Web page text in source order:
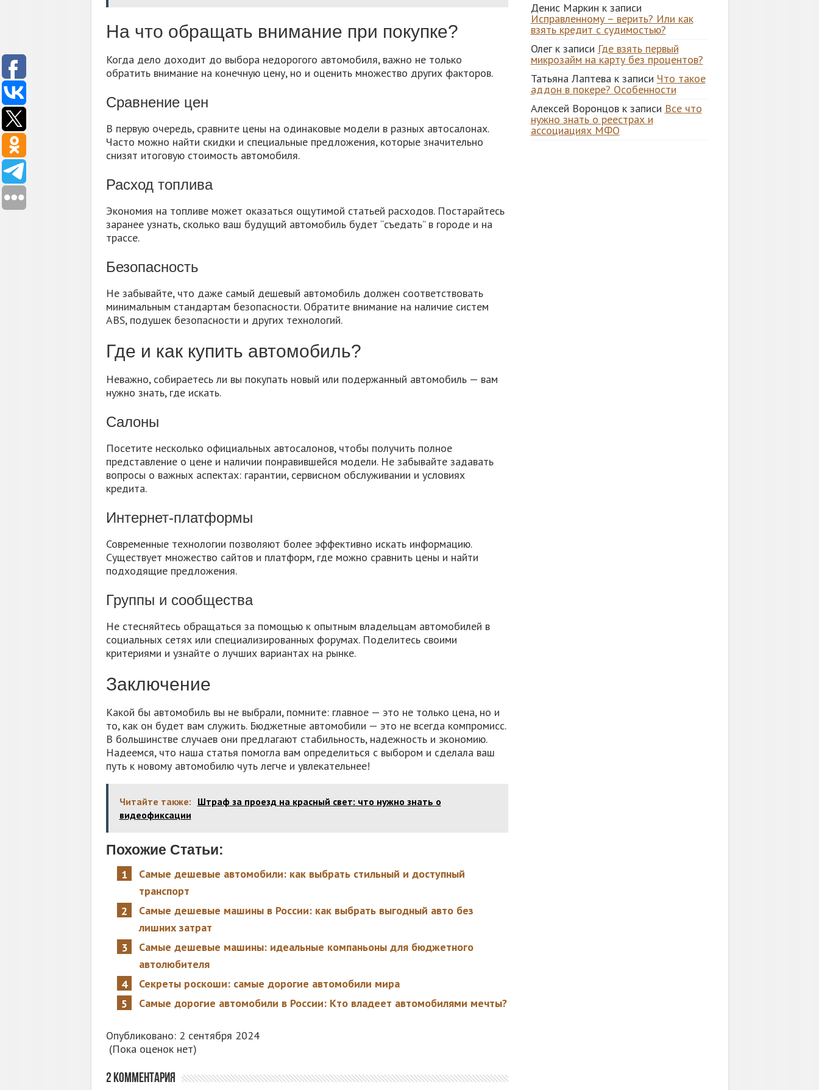
На что обращать внимание при покупке?
Когда дело доходит до выбора недорогого автомобиля, важно не только
обратить внимание на конечную цену, но и оценить множество других факторов.
Сравнение цен
В первую очередь, сравните цены на одинаковые модели в разных автосалонах.
Часто можно найти скидки и специальные предложения, которые значительно
снизят итоговую стоимость автомобиля.
Расход топлива
Экономия на топливе может оказаться ощутимой статьей расходов. Постарайтесь
заранее узнать, сколько ваш будущий автомобиль будет “съедать” в городе и на
трассе.
Безопасность
Не забывайте, что даже самый дешевый автомобиль должен соответствовать
минимальным стандартам безопасности. Обратите внимание на наличие систем
ABS, подушек безопасности и других технологий.
Где и как купить автомобиль?
Неважно, собираетесь ли вы покупать новый или подержанный автомобиль — вам
нужно знать, где искать.
Салоны
Посетите несколько официальных автосалонов, чтобы получить полное
представление о цене и наличии понравившейся модели. Не забывайте задавать
вопросы о важных аспектах: гарантии, сервисном обслуживании и условиях
кредита.
Интернет-платформы
Современные технологии позволяют более эффективно искать информацию.
Существует множество сайтов и платформ, где можно сравнить цены и найти
подходящие предложения.
Группы и сообщества
Не стесняйтесь обращаться за помощью к опытным владельцам автомобилей в
социальных сетях или специализированных форумах. Поделитесь своими
критериями и узнайте о лучших вариантах на рынке.
Заключение
Какой бы автомобиль вы не выбрали, помните: главное — это не только цена, но и
то, как он будет вам служить. Бюджетные автомобили — это не всегда компромисс.
В большинстве случаев они предлагают стабильность, надежность и экономию.
Надеемся, что наша статья помогла вам определиться с выбором и сделала ваш
путь к новому автомобилю чуть легче и увлекательнее!
Читайте также: Штраф за проезд на красный свет: что нужно знать о
видеофиксации
Похожие Статьи:
Самые дешевые автомобили: как выбрать стильный и доступный
транспорт
Самые дешевые машины в России: как выбрать выгодный авто без
лишних затрат
Самые дешевые машины: идеальные компаньоны для бюджетного
автолюбителя
Секреты роскоши: самые дорогие автомобили мира
Самые дорогие автомобили в России: Кто владеет автомобилями мечты?
Опубликовано: 2 сентября 2024
(Пока оценок нет)
2 комментария
Денис Маркин к записи
Исправленному – верить? Или как
взять кредит с судимостью?
Олегк записи Где взять первый
микрозайм на карту без процентов?
Татьяна Лаптевак записи Что такое
аддон в покере? Особенности
Алексей Воронцовк записи Все что
нужно знать о реестрах и
ассоциациях МФО